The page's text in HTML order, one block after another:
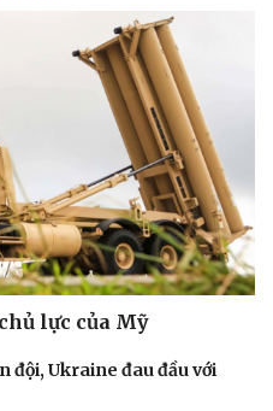
lực của Mỹ
đội, Ukraine đau đầu với